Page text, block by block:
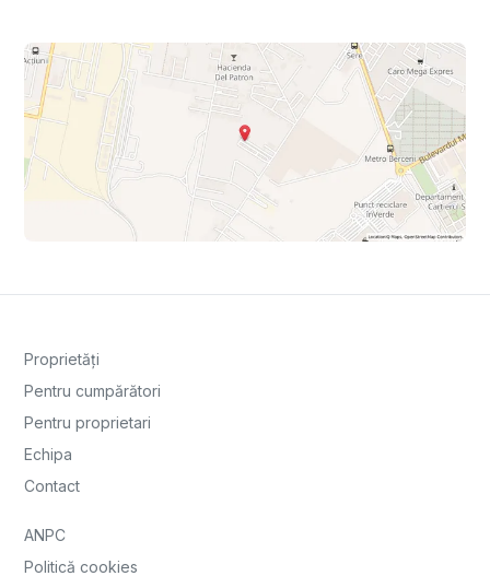
Proprietăți
Pentru cumpărători
Pentru proprietari
Echipa
Contact
ANPC
Politică cookies